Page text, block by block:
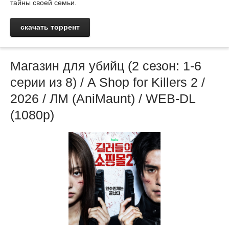
тайны своей семьи.
скачать торрент
Магазин для убийц (2 сезон: 1-6
серии из 8) / A Shop for Killers 2 /
2026 / ЛМ (AniMaunt) / WEB-DL
(1080p)